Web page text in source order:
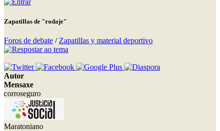
Zapatillas de "rodaje"
Foros de debate / Zapatillas y material deportivo
Autor
Mensaxe
corroseguro
Maratoniano